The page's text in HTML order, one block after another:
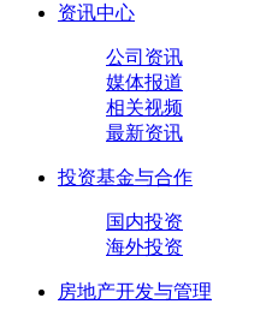
资讯中心
公司资讯
媒体报道
相关视频
最新资讯
投资基金与合作
国内投资
海外投资
房地产开发与管理